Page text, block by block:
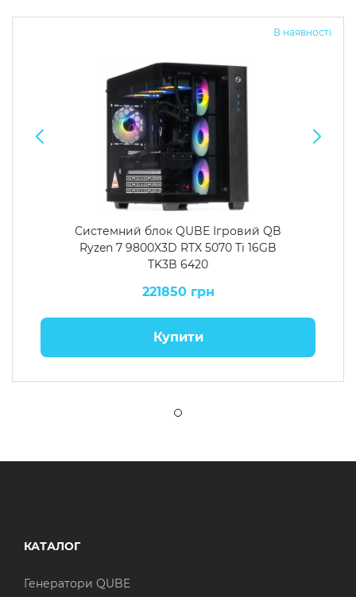
В наявності
Системний блок QUBE Ігровий QB
Ryzen 7 9800X3D RTX 5070 Ti 16GB
TK3B 6420
221850 грн
Купити
КАТАЛОГ
Генератори QUBE